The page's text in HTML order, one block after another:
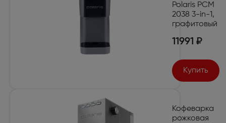
Polaris PCM
2038 3-in-1,
графитовый
11991 ₽
Купить
Кофеварка
рожковая